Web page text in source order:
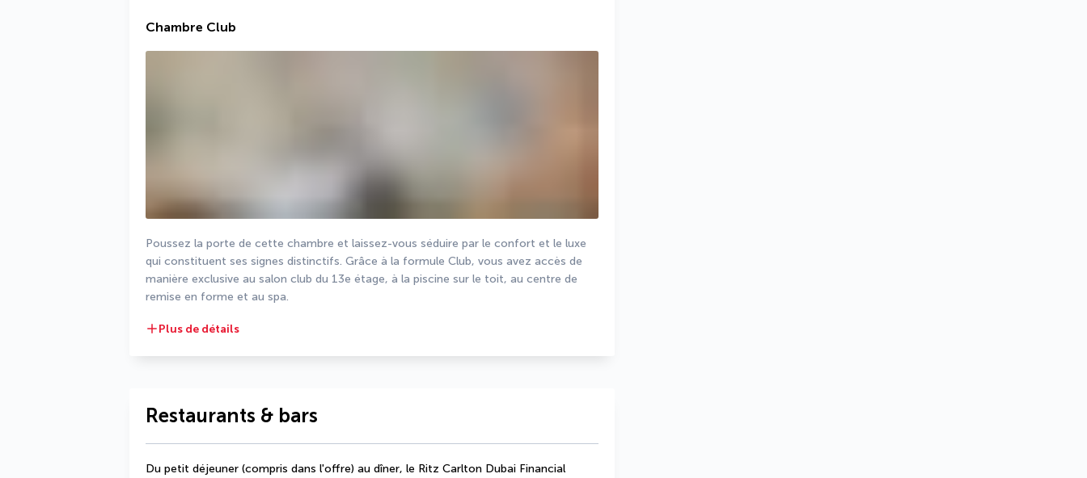
Chambre Club
Poussez la porte de cette chambre et laissez-vous séduire par le confort et le luxe
qui constituent ses signes distinctifs. Grâce à la formule Club, vous avez accès de
manière exclusive au salon club du 13e étage, à la piscine sur le toit, au centre de
remise en forme et au spa.
Plus de détails
Restaurants & bars
Du petit déjeuner (compris dans l'offre) au dîner, le Ritz Carlton Dubai Financial